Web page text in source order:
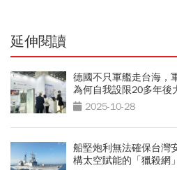
延伸閱讀
德國不只軍艦走台海，
為何自我設限20多年後
2025-10-28
船堅炮利無法確保台灣
構太空賦能的「獵殺網